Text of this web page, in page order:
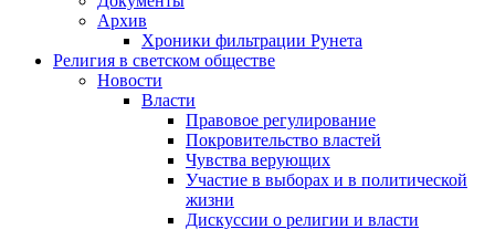
Архив
Хроники фильтрации Рунета
Религия в светском обществе
Новости
Власти
Правовое регулирование
Покровительство властей
Чувства верующих
Участие в выборах и в политической
жизни
Дискуссии о религии и власти